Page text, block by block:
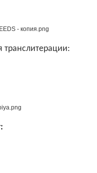
- копия.png
транслитерации:
.png